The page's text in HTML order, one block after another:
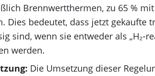
Brennwertthermen, zu 65 %
Dies bedeutet, dass jetzt gekaufte
sind, wenn sie entweder als „H₂-
werden.
Die Umsetzung dieser